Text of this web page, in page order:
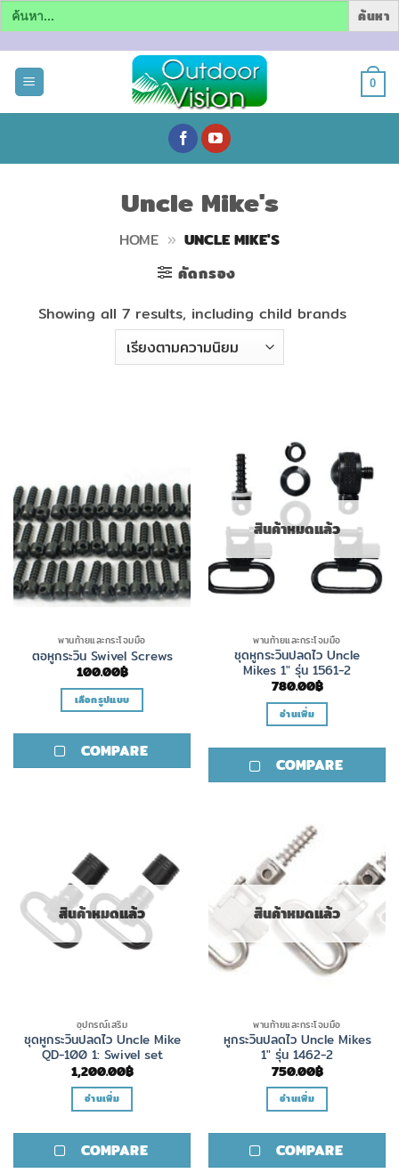
Search
for:
0
Uncle Mike's
HOME » UNCLE MIKE'S
คัดกรอง
Showing all 7 results, including child brands
พานท้ายและกระโจมมือ
ตอหูกระวิน Swivel Screws
100.00฿
เลือกรูปแบบ
product
has
be
chosen
on
the
product
COMPARE
สินค้าหมดแล้ว
พานท้ายและกระโจมมือ
ชุดหูกระวินปลดไว Uncle
Mikes 1″ รุ่น 1561-2
780.00฿
อ่านเพิ่ม
COMPARE
สินค้าหมดแล้ว
อุปกรณ์เสริม
ชุดหูกระวินปลดไว Uncle Mike
QD-100 1: Swivel set
1,200.00฿
อ่านเพิ่ม
COMPARE
สินค้าหมดแล้ว
พานท้ายและกระโจมมือ
หูกระวินปลดไว Uncle Mikes
1″ รุ่น 1462-2
750.00฿
อ่านเพิ่ม
COMPARE